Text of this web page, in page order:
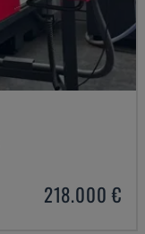
218.000 €